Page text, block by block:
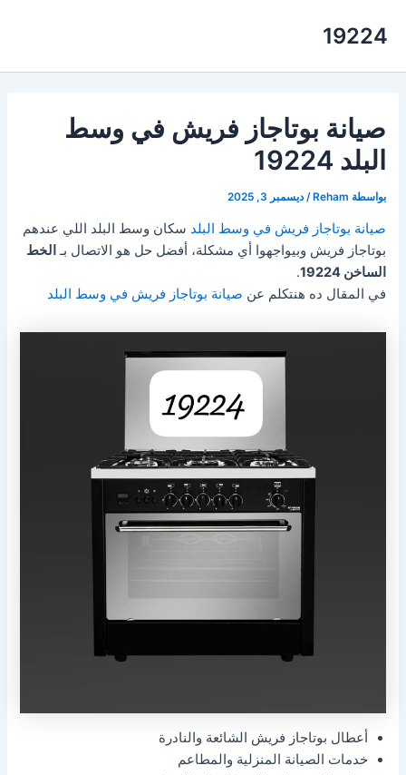
19224
صيانة بوتاجاز فريش في وسط
البلد 19224
بواسطة Reham
/ديسمبر 3, 2025
صيانة بوتاجاز فريش في وسط البلد سكان وسط البلد اللي عندهم
بوتاجاز فريش وبيواجهوا أي مشكلة، أفضل حل هو الاتصال بـ الخط
الساخن 19224
.
في المقال ده هنتكلم عن صيانة بوتاجاز فريش في وسط البلد
أعطال بوتاجاز فريش الشائعة والنادرة
خدمات الصيانة المنزلية والمطاعم